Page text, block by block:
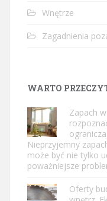
Wnętrze
Zagadnienia
WARTO
Zapach
Nieprzyjemny
może być nie tylko
poważniejsze
Oferty